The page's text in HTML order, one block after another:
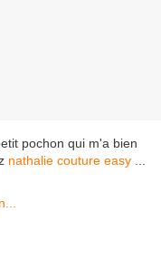
pochon qui m'a bien
nathalie couture easy